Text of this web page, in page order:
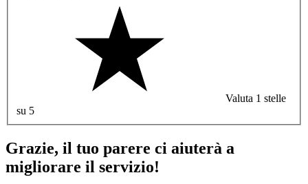
Valuta 1 stelle
su 5
Grazie, il tuo parere ci aiuterà a
migliorare il servizio!